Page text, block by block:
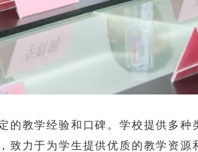
教学经验和口碑。学校提供多种
致力于为学生提供优质的教学资源